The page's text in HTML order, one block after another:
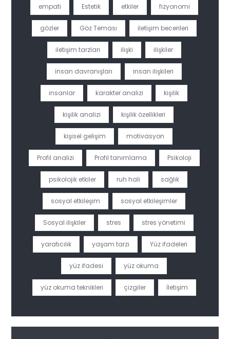
empati Estetik etkiler fizyonomi
gözler Göz Teması iletişim becerileri
iletişim tarzları ilişki ilişkiler
insan davranışları insan ilişkileri
insanlar karakter analizi kişilik
kişilik analizi kişilik özellikleri
kişisel gelişim motivasyon
Profil analizi Profil tanımlama Psikoloji
psikolojik etkiler ruh hali sağlık
sosyal etkileşim sosyal etkileşimler
Sosyal ilişkiler stres stres yönetimi
yaratıcılık yaşam tarzı Yüz ifadeleri
yüz ifadesi yüz okuma
yüz okuma teknikleri çizgiler İletişim